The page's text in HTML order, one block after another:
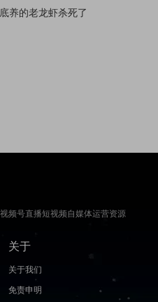
养的老龙虾杀死了
频号直播短视频自媒体运营资源
关于
关于我们
免责申明